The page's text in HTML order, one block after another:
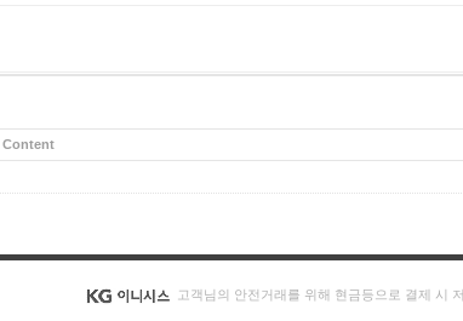
Content
고객님의 안전거래를 위해 현금등으로 결제 시